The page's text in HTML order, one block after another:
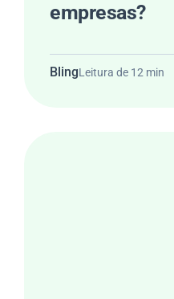
empresas?
BlingLeitura de 12 min